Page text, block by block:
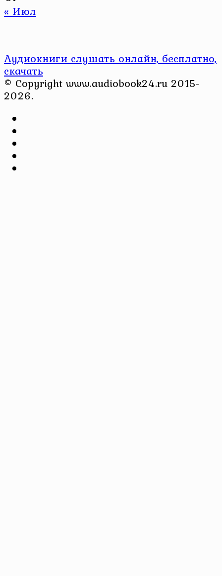
« Июл
Аудиокниги слушать онлайн, бесплатно,
скачать
© Copyright www.audiobook24.ru 2015-
2026.